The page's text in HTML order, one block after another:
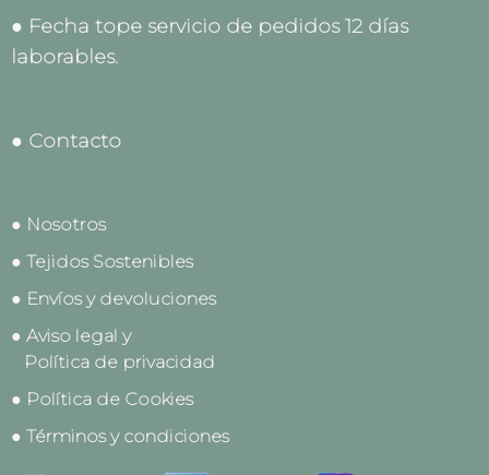
● Fecha tope servicio de pedidos 12 días
laborables.
● Contacto
● Nosotros
● Tejidos Sostenibles
● Envíos y devoluciones
● Aviso legal y
Política de privacidad
● Política de Cookies
● Términos y condiciones